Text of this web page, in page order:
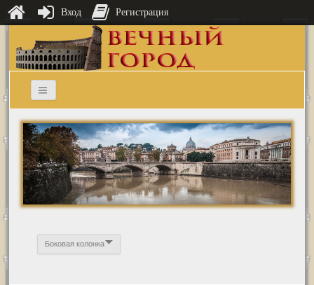
Боковая колонка
Вход Регистрация